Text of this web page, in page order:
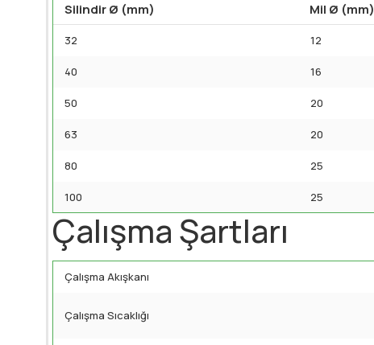
Silindir Ø (mm) Mil Ø (mm)
32 12
40 16
50 20
63 20
80 25
100 25
Çalışma Şartları
Çalışma Akışkanı
Çalışma Sıcaklığı